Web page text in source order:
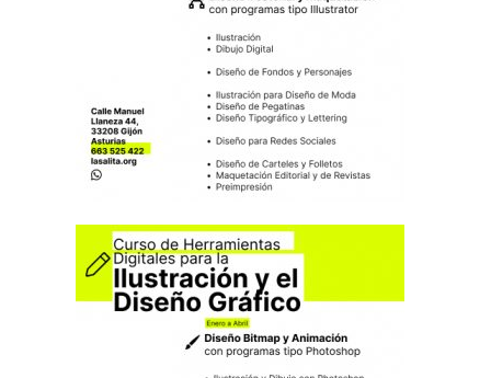
de la web, en
se usa la
web.
Experiencia
nuestra web
funcione lo
mejor posible
durante tu
visita. Si